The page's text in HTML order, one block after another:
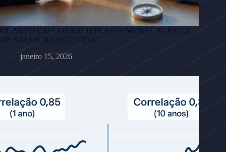
QUANTO UM CONSULTOR REALMENTE AGREGA
DE VALOR NA SUA VIDA?
janeiro 15, 2026